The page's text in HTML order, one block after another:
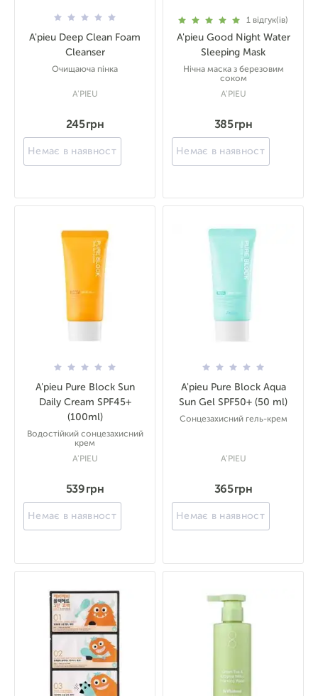
A'pieu Deep Clean Foam
Cleanser
Очищаюча пінка
A'PIEU
245 грн
Немає в наявності
1 відгук(ів)
A'pieu Good Night Water
Sleeping Mask
Нічна маска з березовим
соком
A'PIEU
385 грн
Немає в наявності
A'pieu Pure Block Sun
Daily Cream SPF45+
(100ml)
Водостійкий сонцезахисний
крем
A'PIEU
539 грн
Немає в наявності
A'pieu Pure Block Aqua
Sun Gel SPF50+ (50 ml)
Сонцезахисний гель-крем
A'PIEU
365 грн
Немає в наявності